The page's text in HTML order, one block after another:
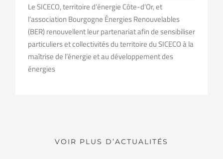
Le SICECO, territoire d’énergie Côte-d’Or, et
l’association Bourgogne Énergies Renouvelables
(BER) renouvellent leur partenariat afin de sensibiliser
particuliers et collectivités du territoire du SICECO à la
maîtrise de l’énergie et au développement des
énergies
VOIR PLUS D’ACTUALITÉS